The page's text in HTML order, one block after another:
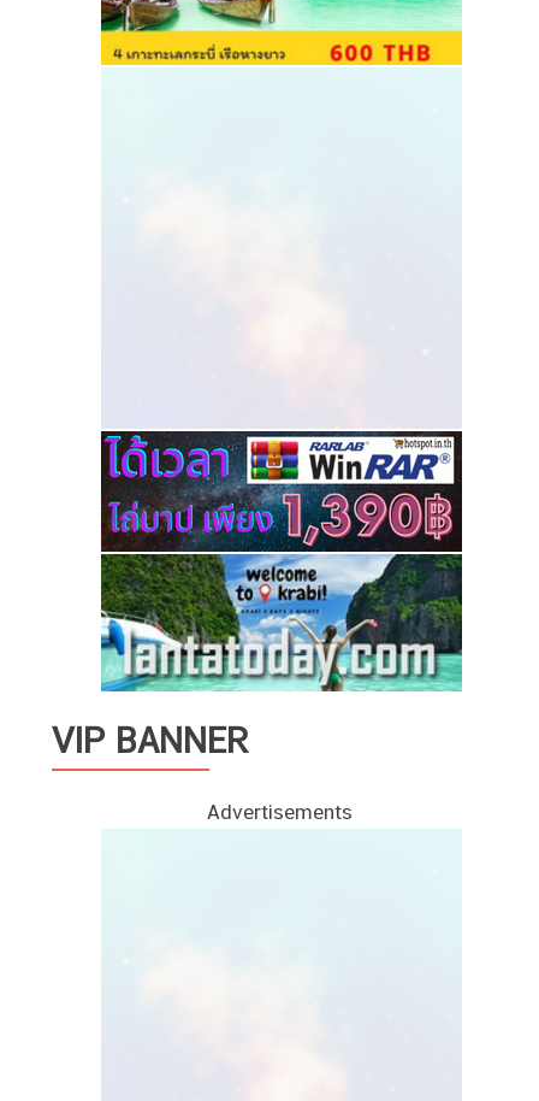
VIP BANNER
Advertisements